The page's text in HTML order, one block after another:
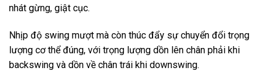
nhát gừng, giật cục.
Nhịp độ swing mượt mà còn thúc đẩy sự chuyển đổi trọng
lượng cơ thể đúng, với trọng lượng dồn lên chân phải khi
backswing và dồn về chân trái khi downswing.